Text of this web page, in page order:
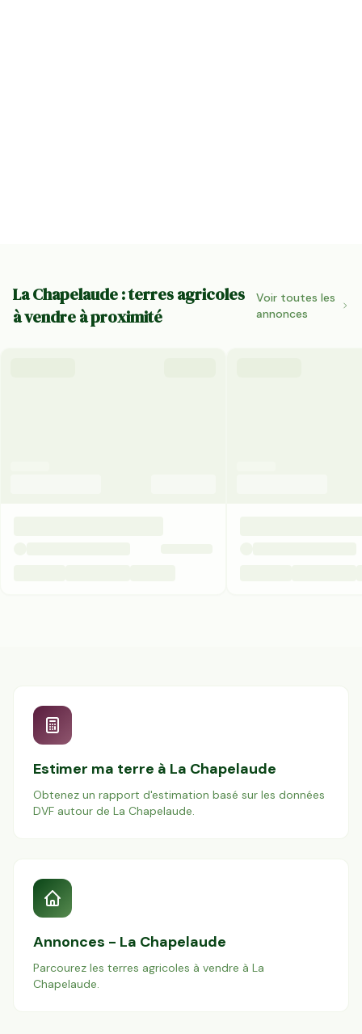
La Chapelaude : terres agricoles
à vendre à proximité
Voir toutes les
annonces
Estimer ma terre à La Chapelaude
Obtenez un rapport d'estimation basé sur les données
DVF autour de La Chapelaude.
Annonces - La Chapelaude
Parcourez les terres agricoles à vendre à La
Chapelaude.